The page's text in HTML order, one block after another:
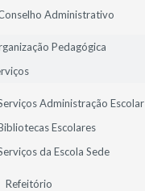
Administrativo
Pedagógica
Administração Escolar
Escolares
da Escola Sede
Refeitório